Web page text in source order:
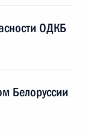
ОДКБ
Белоруссии